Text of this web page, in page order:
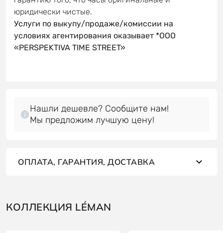
юридически чистые.
Услуги по выкупу/продаже/комиссии на
условиях агентирования оказывает *OOO
«PERSPEKTIVA TIME STREET»
Нашли дешевле? Сообщите нам!
Мы предложим лучшую цену!
ОПЛАТА, ГАРАНТИЯ, ДОСТАВКА
КОЛЛЕКЦИЯ LÉMAN